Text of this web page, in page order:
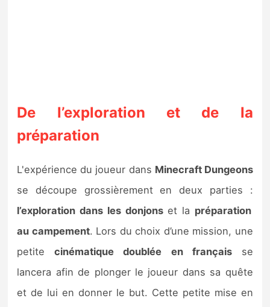
De l’exploration et de la
préparation
L'expérience du joueur dans Minecraft Dungeons
se découpe grossièrement en deux parties :
l’exploration dans les donjonset la préparation
au campement. Lors du choix d’une mission, une
petitecinématique doublée en françaisse
lancera afin de plonger le joueur dans sa quête
et de lui en donner le but. Cette petite mise en